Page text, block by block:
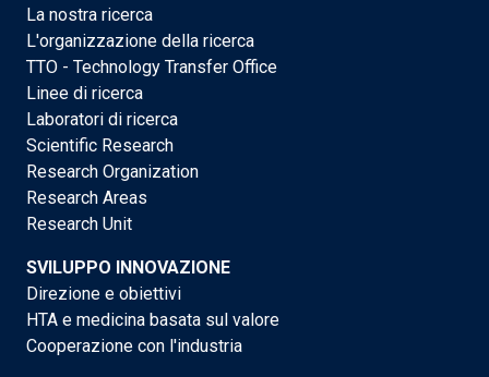
La nostra ricerca
L'organizzazione della ricerca
TTO - Technology Transfer Office
Linee di ricerca
Laboratori di ricerca
Scientific Research
Research Organization
Research Areas
Research Unit
SVILUPPO INNOVAZIONE
Direzione e obiettivi
HTA e medicina basata sul valore
Cooperazione con l'industria